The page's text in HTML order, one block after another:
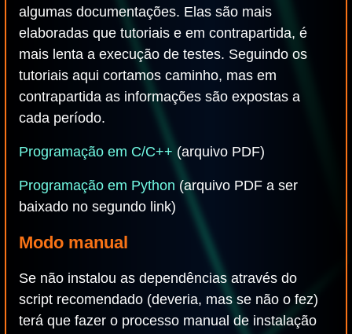
algumas documentações. Elas são mais
elaboradas que tutoriais e em contrapartida, é
mais lenta a execução de testes. Seguindo os
tutoriais aqui cortamos caminho, mas em
contrapartida as informações são expostas a
cada período.
Programação em C/C++ (arquivo PDF)
Programação em Python (arquivo PDF a ser
baixado no segundo link)
Modo manual
Se não instalou as dependências através do
script recomendado (deveria, mas se não o fez)
terá que fazer o processo manual de instalação